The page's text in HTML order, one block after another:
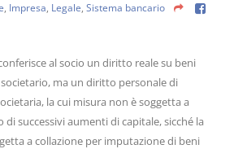
Impresa Legale Sistema bancario
al socio un diritto reale su beni
ma un diritto personale di
la cui misura non è soggetta a
successivi aumenti di capitale, sicché la
a collazione per imputazione di beni